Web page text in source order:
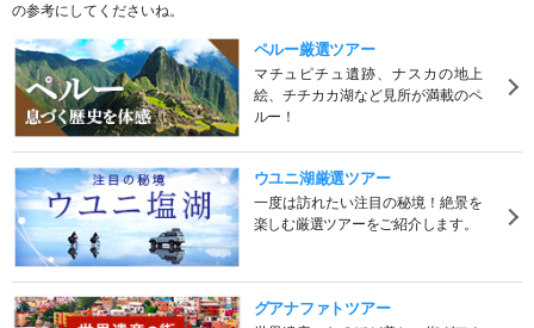
の参考にしてくださいね。
ペルー厳選ツアー
マチュピチュ遺跡、ナスカの地上
絵、チチカカ湖など見所が満載のペ
ルー！
ウユニ湖厳選ツアー
一度は訪れたい注目の秘境！絶景を
楽しむ厳選ツアーをご紹介します。
グアナファトツアー